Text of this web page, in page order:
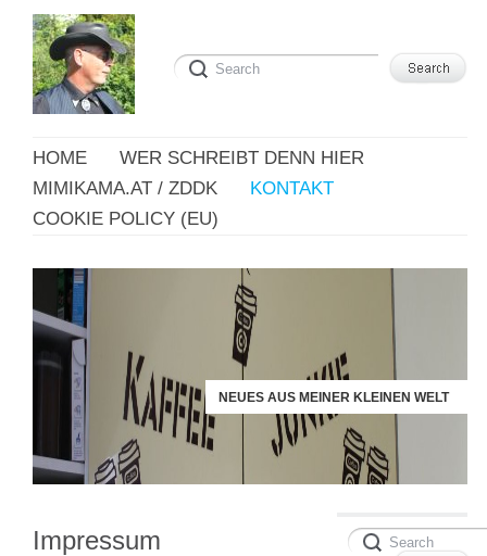
HOME
WER SCHREIBT DENN HIER
MIMIKAMA.AT / ZDDK
KONTAKT
COOKIE POLICY (EU)
NEUES AUS MEINER KLEINEN WELT
Impressum